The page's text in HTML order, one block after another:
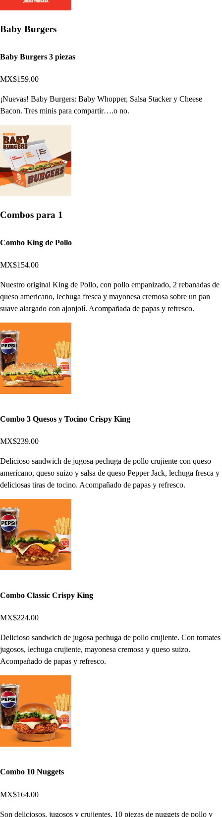
Baby Burgers
Baby Burgers 3 piezas
MX$159.00
¡Nuevas! Baby Burgers: Baby Whopper, Salsa Stacker y Cheese
Bacon. Tres minis para compartir….o no.
Combos para 1
Combo King de Pollo
MX$154.00
Nuestro original King de Pollo, con pollo empanizado, 2 rebanadas de
queso americano, lechuga fresca y mayonesa cremosa sobre un pan
suave alargado con ajonjolí. Acompañada de papas y refresco.
Combo 3 Quesos y Tocino Crispy King
MX$239.00
Delicioso sandwich de jugosa pechuga de pollo crujiente con queso
americano, queso suizo y salsa de queso Pepper Jack, lechuga fresca y
deliciosas tiras de tocino. Acompañado de papas y refresco.
Combo Classic Crispy King
MX$224.00
Delicioso sandwich de jugosa pechuga de pollo crujiente. Con tomates
jugosos, lechuga crujiente, mayonesa cremosa y queso suizo.
Acompañado de papas y refresco.
Combo 10 Nuggets
MX$164.00
Son deliciosos, jugosos y crujientes. 10 piezas de nuggets de pollo y